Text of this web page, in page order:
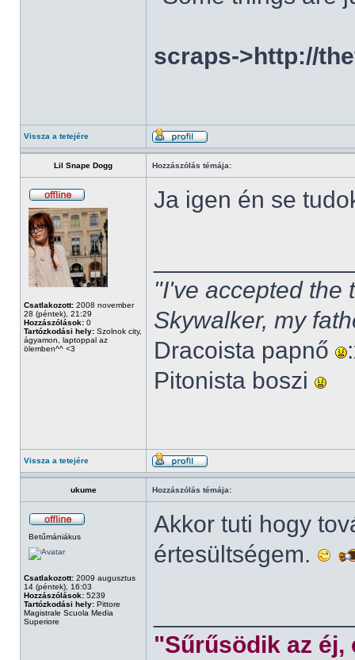
scraps->http://
Vissza a tetejére
Lil Snape Dogg Hozzászólás témája:
Csatlakozott: 2008 november
28 (péntek), 21:29
Hozzászólások: 0
Tartózkodási hely: Szolnok city,
ágyamon, laptoppal az
ölemben^^ <3
Ja igen én se
"I've accepted the
Skywalker, my
Dracoista papnő
Pitonista boszi
Vissza a tetejére
ukume Hozzászólás témája:
Betűmániákus
Csatlakozott: 2009 augusztus
14 (péntek), 16:03
Hozzászólások: 5239
Tartózkodási hely: Pittore
Magistrale Scuola Media
Superiore
Akkor tuti hogy
értesültségem.
"Sűrűsödik az éj,